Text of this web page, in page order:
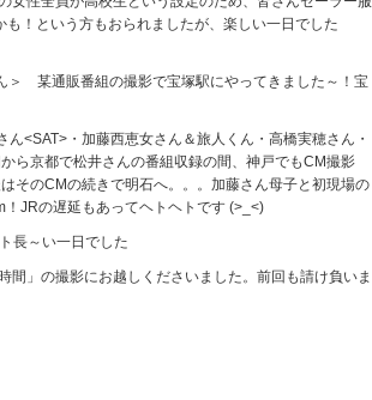
！という方もおられましたが、楽しい一日でした
某通販番組の撮影で宝塚駅にやってきました～！宝
<SAT>・加藤西恵女さん＆旅人くん・高橋実穂さん・
ら京都で松井さんの番組収録の間、神戸でもCM撮影
のCMの続きで明石へ。。。加藤さん母子と初現場の
JRの遅延もあってヘトヘトです (>_<)
長～い一日でした
」の撮影にお越しくださいました。前回も請け負いま